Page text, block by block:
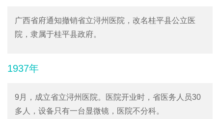
广西省府通知撤销省立浔州医院，改名桂平县公立医
院，隶属于桂平县政府。
1937年
9月，成立省立浔州医院。医院开业时，省医务人员30
多人，设备只有一台显微镜，医院不分科。